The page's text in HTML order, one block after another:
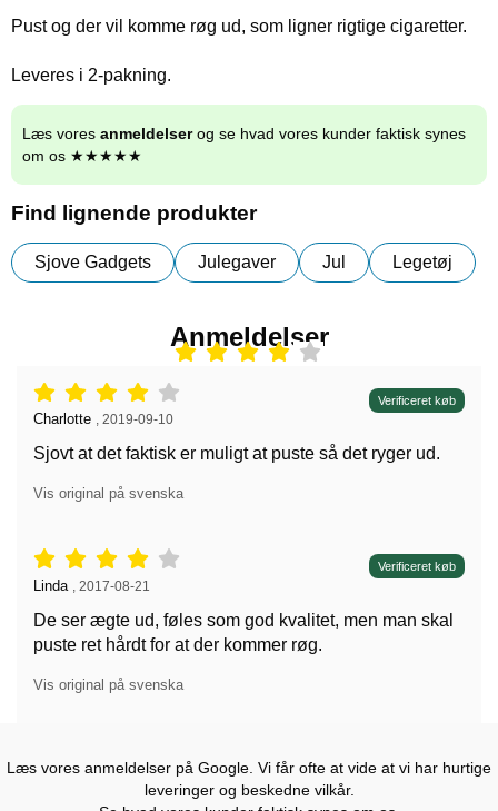
Pust og der vil komme røg ud, som ligner rigtige cigaretter.
Leveres i 2-pakning.
Læs vores anmeldelserog se hvad vores kunder faktisk synes
om os ★★★★★
Find lignende produkter
Sjove Gadgets Julegaver Jul Legetøj
Anmeldelser
Anmeldelser: 4 stjerne af 5, Verificeret køb
Anmeldelser af:
Charlotte 2019-09-10
Sjovt at det faktisk er muligt at puste så det ryger ud.
Vis original på svenska
Anmeldelser: 4 stjerne af 5, Verificeret køb
Anmeldelser af:
Linda 2017-08-21
De ser ægte ud, føles som god kvalitet, men man skal
puste ret hårdt for at der kommer røg.
Vis original på svenska
Læs vores anmeldelser på Google. Vi får ofte at vide at vi har hurtige
leveringer og beskedne vilkår.